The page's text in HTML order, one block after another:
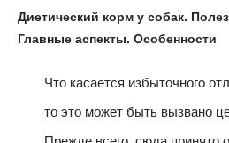
Диетический корм у собак.
Главные аспекты. Особенности
Что касается избыточного
то это может быть вызвано